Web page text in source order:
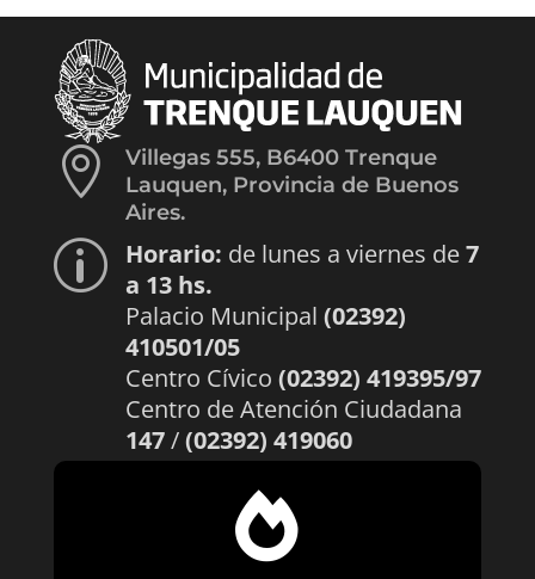

Villegas 555, B6400 Trenque
Lauquen, Provincia de Buenos
Aires.
p Horario: de lunes a viernes de7
a 13 hs.
Palacio Municipal (02392)
410501/05
Centro Cívico (02392) 419395/97
Centro de Atención Ciudadana
147/(02392) 419060
